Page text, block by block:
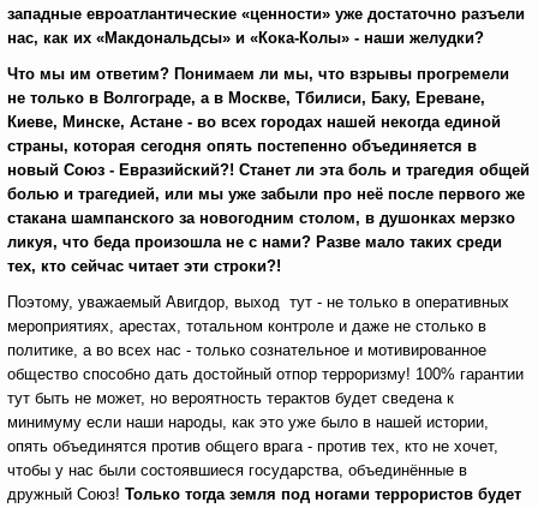
западные евроатлантические «ценности» уже достаточно разъели
нас, как их «Макдональдсы» и «Кока-Колы» - наши желудки?
Что мы им ответим? Понимаем ли мы, что взрывы прогремели
не только в Волгограде, а в Москве, Тбилиси, Баку, Ереване,
Киеве, Минске, Астане - во всех городах нашей некогда единой
страны, которая сегодня опять постепенно объединяется в
новый Союз - Евразийский?! Станет ли эта боль и трагедия общей
болью и трагедией, или мы уже забыли про неё после первого же
стакана шампанского за новогодним столом, в душонках мерзко
ликуя, что беда произошла не с нами? Разве мало таких среди
тех, кто сейчас читает эти строки?!
Поэтому, уважаемый Авигдор, выход тут - не только в оперативных
мероприятиях, арестах, тотальном контроле и даже не столько в
политике, а во всех нас - только сознательное и мотивированное
общество способно дать достойный отпор терроризму! 100% гарантии
тут быть не может, но вероятность терактов будет сведена к
минимуму если наши народы, как это уже было в нашей истории,
опять объединятся против общего врага - против тех, кто не хочет,
чтобы у нас были состоявшиеся государства, объединённые в
дружный Союз! Только тогда земля под ногами террористов будет